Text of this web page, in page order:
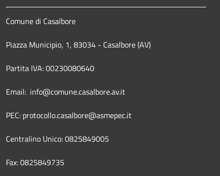
Comune di Casalbore
Piazza Municipio, 1, 83034 - Casalbore (AV)
Partita IVA: 00230080640
Email: info@comune.casalbore.av.it
PEC: protocollo.casalbore@asmepec.it
Centralino Unico: 0825849005
Fax: 0825849735